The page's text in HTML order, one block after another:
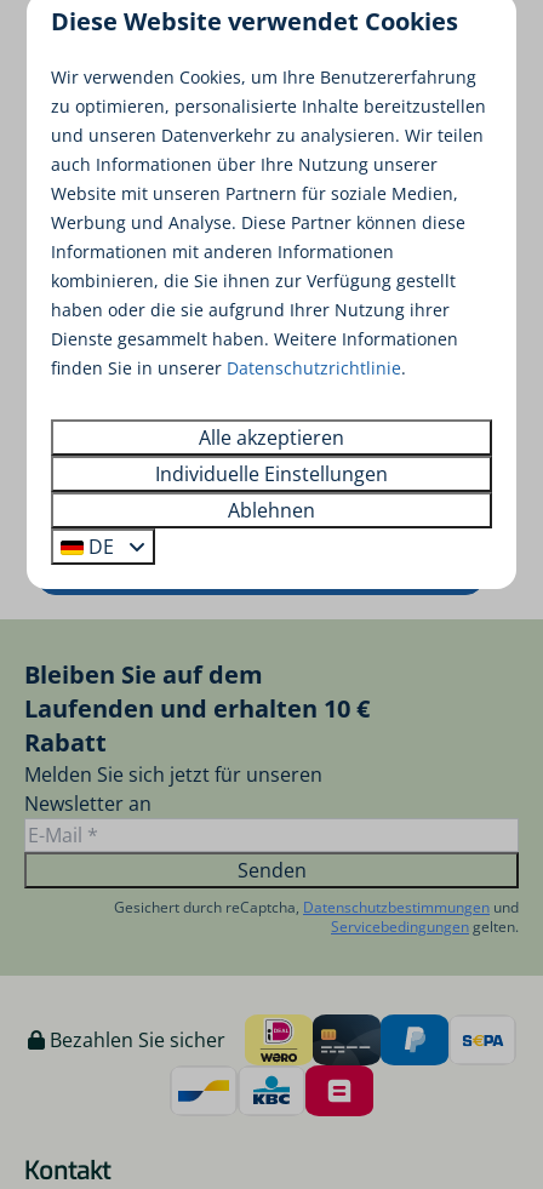
Wähle Zeitraum
Wähle Gruppe von Gästen
Filter Auswählen
Ergebnisse (0)
Keine Ergebnisse gefunden
Buchen Sie ein Ferienhaus am Nikolaustag
Bleiben Sie auf dem
Laufenden und erhalten 10 €
Rabatt
Melden Sie sich jetzt für unseren
Newsletter an
Senden
Gesichert durch reCaptcha, Datenschutzbestimmungen und
Servicebedingungengelten.
Bezahlen Sie sicher
Kontakt
Diese Website verwendet Cookies
Wir verwenden Cookies, um Ihre Benutzererfahrung
zu optimieren, personalisierte Inhalte bereitzustellen
und unseren Datenverkehr zu analysieren. Wir teilen
auch Informationen über Ihre Nutzung unserer
Website mit unseren Partnern für soziale Medien,
Werbung und Analyse. Diese Partner können diese
Informationen mit anderen Informationen
kombinieren, die Sie ihnen zur Verfügung gestellt
haben oder die sie aufgrund Ihrer Nutzung ihrer
Dienste gesammelt haben. Weitere Informationen
finden Sie in unserer Datenschutzrichtlinie.
Alle akzeptieren
Individuelle Einstellungen
Ablehnen
DE